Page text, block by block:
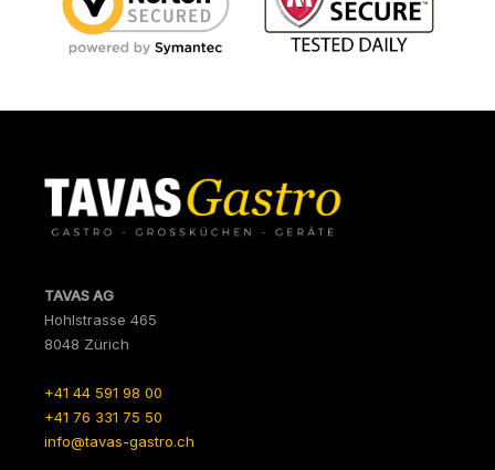
TAVAS AG
Hohlstrasse 465
8048 Zürich
+41 44 591 98 00
+41 76 331 75 50
info@tavas-gastro.ch